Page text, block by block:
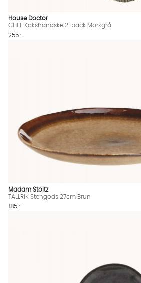
House Doctor
CHEF Kökshandske 2-pack Mörkgrå
255 :-
Madam Stoltz
TALLRIK Stengods 27cm Brun
185 :-